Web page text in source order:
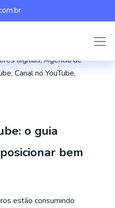
digitais,Agência de
, Canal no YouTube,
o guia
bem
estão consumindo